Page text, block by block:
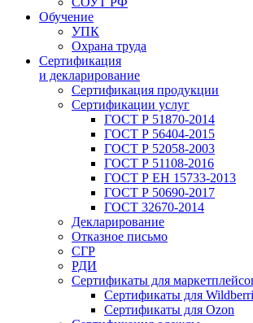
Обучение
УПК
Охрана труда
Сертификация
и декларирование
Сертификация продукции
Сертификации услуг
ГОСТ Р 51870-2014
ГОСТ Р 56404-2015
ГОСТ Р 52058-2003
ГОСТ Р 51108-2016
ГОСТ Р ЕН 15733-2013
ГОСТ Р 50690-2017
ГОСТ 32670-2014
Декларирование
Отказное письмо
СГР
РДИ
Сертификаты для
Сертификаты для
Сертификаты для Ozon